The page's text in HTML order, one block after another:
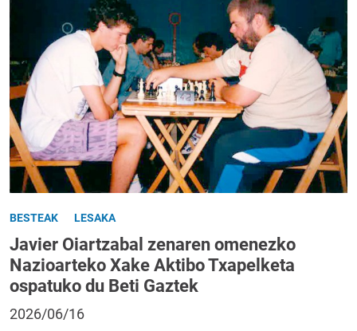
BESTEAK LESAKA
Javier Oiartzabal zenaren omenezko
Nazioarteko Xake Aktibo Txapelketa
ospatuko du Beti Gaztek
2026/06/16